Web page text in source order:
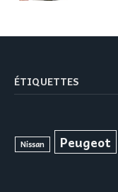
ÉTIQUETTES
Nissan Peugeot